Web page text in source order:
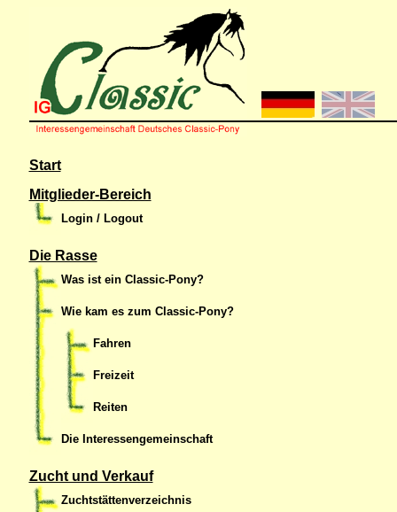
Start
Mitglieder-Bereich
Login / Logout
Die Rasse
Was ist ein Classic-Pony?
Wie kam es zum Classic-Pony?
Fahren
Freizeit
Reiten
Die Interessengemeinschaft
Zucht und Verkauf
Zuchtstättenverzeichnis